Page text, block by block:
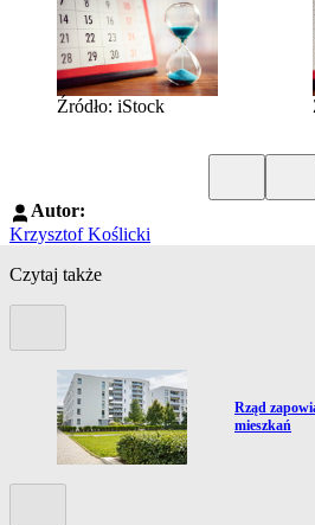
Źródło: iStock
Autor:
Krzysztof Koślicki
Czytaj także
Przejdź do
Rząd
mieszkań